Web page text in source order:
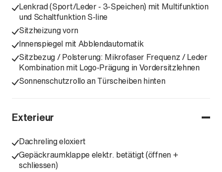
Lenkrad (Sport/Leder - 3-Speichen) mit Multifunktion
und Schaltfunktion S-line
Sitzheizung vorn
Innenspiegel mit Abblendautomatik
Sitzbezug / Polsterung: Mikrofaser Frequenz / Leder
Kombination mit Logo-Prägung in Vordersitzlehnen
Sonnenschutzrollo an Türscheiben hinten
Exterieur
Dachreling eloxiert
Gepäckraumklappe elektr. betätigt (öffnen +
schliessen)